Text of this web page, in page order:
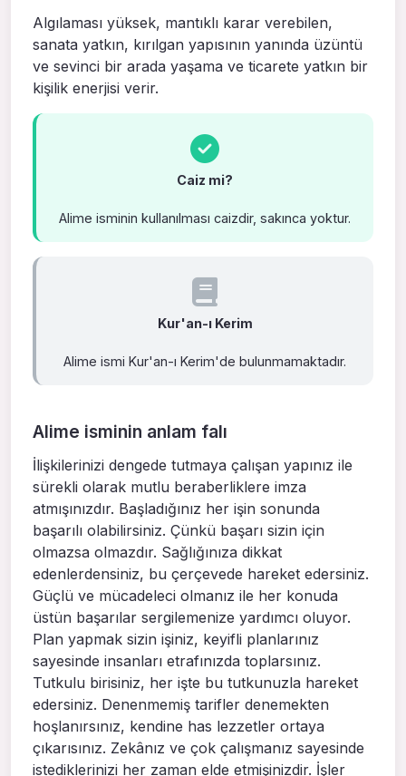
Algılaması yüksek, mantıklı karar verebilen,
sanata yatkın, kırılgan yapısının yanında üzüntü
ve sevinci bir arada yaşama ve ticarete yatkın bir
kişilik enerjisi verir.
Caiz mi?
Alime isminin kullanılması caizdir, sakınca yoktur.
Kur'an-ı Kerim
Alime ismi Kur'an-ı Kerim'de bulunmamaktadır.
Alime isminin anlam falı
İlişkilerinizi dengede tutmaya çalışan yapınız ile
sürekli olarak mutlu beraberliklere imza
atmışınızdır. Başladığınız her işin sonunda
başarılı olabilirsiniz. Çünkü başarı sizin için
olmazsa olmazdır. Sağlığınıza dikkat
edenlerdensiniz, bu çerçevede hareket edersiniz.
Güçlü ve mücadeleci olmanız ile her konuda
üstün başarılar sergilemenize yardımcı oluyor.
Plan yapmak sizin işiniz, keyifli planlarınız
sayesinde insanları etrafınızda toplarsınız.
Tutkulu birisiniz, her işte bu tutkunuzla hareket
edersiniz. Denenmemiş tarifler denemekten
hoşlanırsınız, kendine has lezzetler ortaya
çıkarısınız. Zekânız ve çok çalışmanız sayesinde
istediklerinizi her zaman elde etmişinizdir. İşler